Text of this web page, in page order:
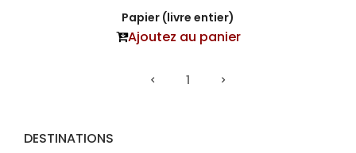
DESTINATIONS
Papier (livre entier)
Ajoutez au panier
1